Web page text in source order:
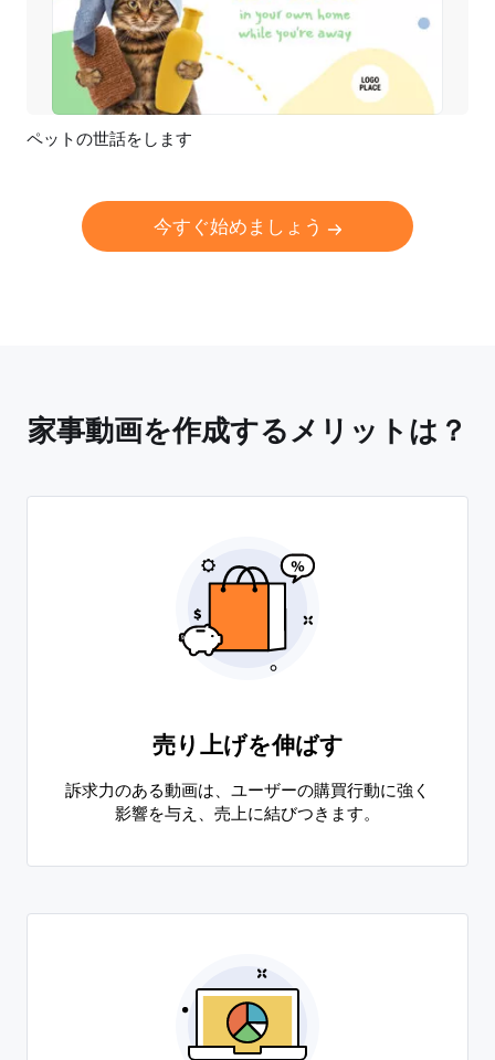
プレビュー
ペットの世話をします
今すぐ始めましょう
家事動画を作成するメリットは？
売り上げを伸ばす
訴求力のある動画は、ユーザーの購買行動に強く
影響を与え、売上に結びつきます。